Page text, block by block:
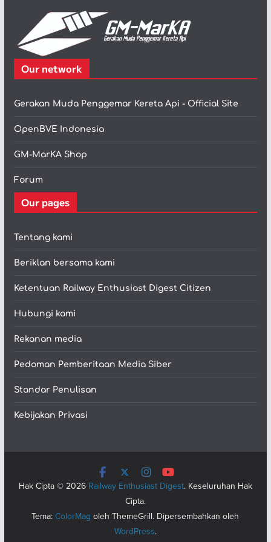
Our network
Gerakan Muda Penggemar Kereta Api - Official Site
OpenBVE Indonesia
GM-MarKA Shop
Forum
Our pages
Tentang kami
Beriklan bersama kami
Ketentuan Railway Enthusiast Digest Citizen
Hubungi kami
Rekanan media
Pedoman Pemberitaan Media Siber
Standar Penulisan
Kebijakan Privasi
Hak Cipta © 2026 Railway Enthusiast Digest. Keseluruhan Hak
Cipta.
Tema:ColorMag oleh ThemeGrill. Dipersembahkan oleh
WordPress.